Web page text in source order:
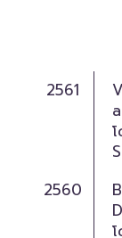
2561
2560